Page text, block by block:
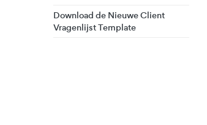
Download de Nieuwe Client
Vragenlijst Template